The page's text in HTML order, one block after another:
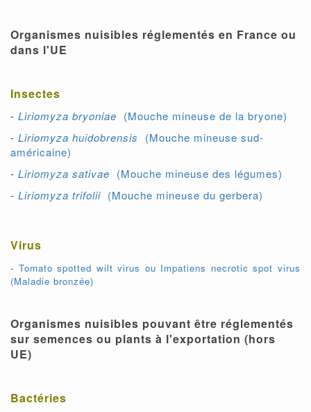
Organismes nuisibles réglementés en France ou
dans l'UE
Insectes
- Liriomyza bryoniae (Mouche mineuse de la bryone)
- Liriomyza huidobrensis (Mouche mineuse sud-
américaine)
- Liriomyza sativae (Mouche mineuse des légumes)
- Liriomyza trifolii (Mouche mineuse du gerbera)
Virus
- Tomato spotted wilt virus ou Impatiens necrotic spot virus
(Maladie bronzée)
Organismes nuisibles pouvant être réglementés
sur semences ou plants à l'exportation (hors
UE)
Bactéries